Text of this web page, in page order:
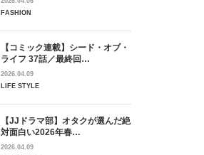
FASHION
【コミック連載】シード・オブ・
ライフ 37話／最終回…
2026.04.09
LIFE STYLE
【JJドラマ部】オタクが選んだ絶
対面白い2026年春…
2026.04.09